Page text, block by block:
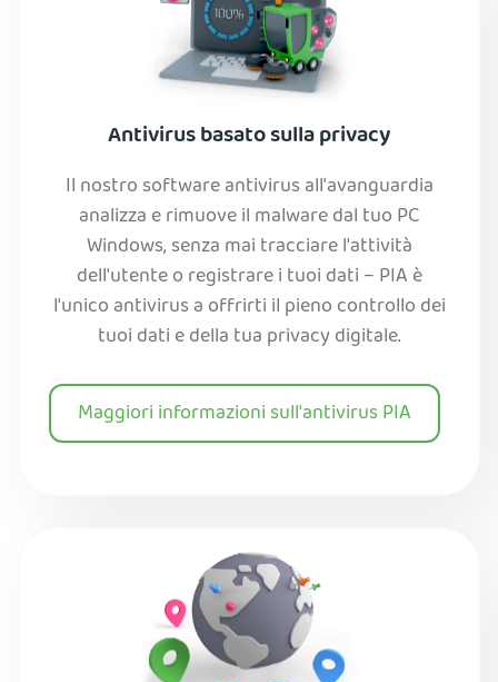
Antivirus basato sulla privacy
Il nostro software antivirus all'avanguardia
analizza e rimuove il malware dal tuo PC
Windows, senza mai tracciare l'attività
dell'utente o registrare i tuoi dati – PIA è
l'unico antivirus a offrirti il pieno controllo dei
tuoi dati e della tua privacy digitale.
Maggiori informazioni sull'antivirus PIA